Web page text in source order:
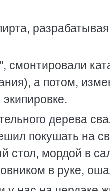
а потом,
дерева
покушать на
стол, мордой в
в руке,